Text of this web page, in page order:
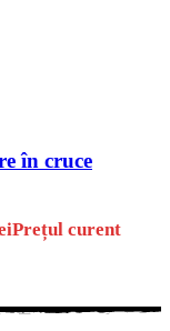
în cruce
Prețul curent